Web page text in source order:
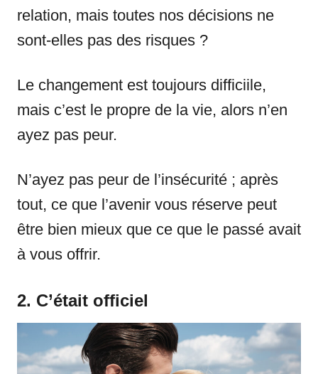
relation, mais toutes nos décisions ne
sont-elles pas des risques ?
Le changement est toujours difficiile,
mais c’est le propre de la vie, alors n’en
ayez pas peur.
N’ayez pas peur de l’insécurité ; après
tout, ce que l’avenir vous réserve peut
être bien mieux que ce que le passé avait
à vous offrir.
2. C’était officiel